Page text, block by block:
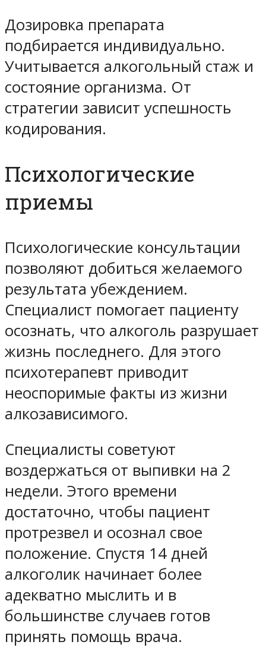
Дозировка препарата
подбирается индивидуально.
Учитывается алкогольный стаж и
состояние организма. От
стратегии зависит успешность
кодирования.
Психологические
приемы
Психологические консультации
позволяют добиться желаемого
результата убеждением.
Специалист помогает пациенту
осознать, что алкоголь разрушает
жизнь последнего. Для этого
психотерапевт приводит
неоспоримые факты из жизни
алкозависимого.
Специалисты советуют
воздержаться от выпивки на 2
недели. Этого времени
достаточно, чтобы пациент
протрезвел и осознал свое
положение. Спустя 14 дней
алкоголик начинает более
адекватно мыслить и в
большинстве случаев готов
принять помощь врача.